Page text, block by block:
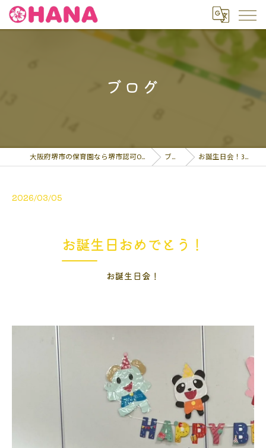
ブログ
大阪府堺市の保育園なら堺市認可OHANA保育園 ブログ お誕生日会！3月の生…
2026/03/05
お誕生日おめでとう！
お誕生日会！